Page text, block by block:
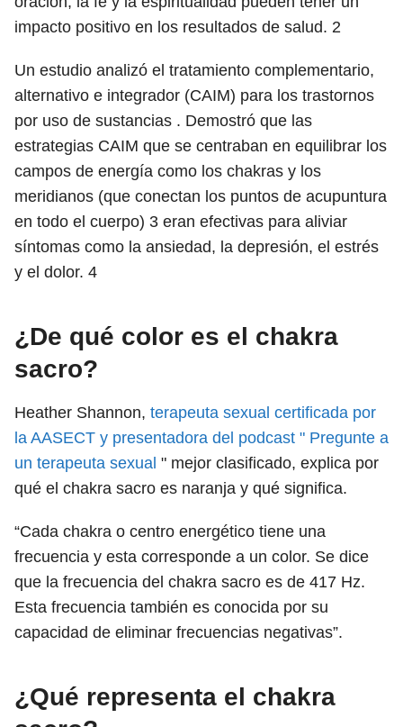
impacto positivo en los resultados de salud. 2
Un estudio analizó el tratamiento complementario,
alternativo e integrador (CAIM) para los trastornos
por uso de sustancias . Demostró que las
estrategias CAIM que se centraban en equilibrar los
campos de energía como los chakras y los
meridianos (que conectan los puntos de acupuntura
en todo el cuerpo) 3 eran efectivas para aliviar
síntomas como la ansiedad, la depresión, el estrés
y el dolor. 4
¿De qué color es el chakra
sacro?
Heather Shannon, terapeuta sexual certificada por
la AASECT y presentadora del podcast " Pregunte a
un terapeuta sexual " mejor clasificado, explica por
qué el chakra sacro es naranja y qué significa.
“Cada chakra o centro energético tiene una
frecuencia y esta corresponde a un color. Se dice
que la frecuencia del chakra sacro es de 417 Hz.
Esta frecuencia también es conocida por su
capacidad de eliminar frecuencias negativas”.
¿Qué representa el chakra